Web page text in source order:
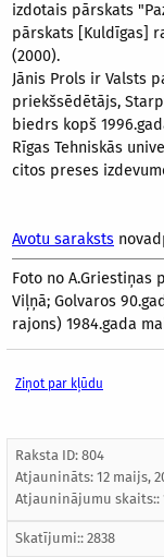
izdotais pārskats
pārskats [Kuldīgas]
(2000).
Jānis Prols ir Valsts
priekšsēdētājs,
biedrs kopš
Rīgas Tehniskās
citos preses
Avotu saraksts
Foto no A.Griestiņas
Viļņā; Golvaros
rajons) 1984.gada
Ziņot par kļūdu
Raksta ID: 804
Atjaunināts: 12 maijs,
Atjauninājumu skaits::
Skatījumi:: 2838